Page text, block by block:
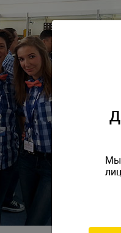
Мы